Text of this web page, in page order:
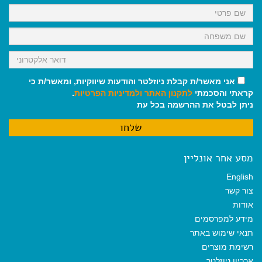
k
p
m
אני מאשר/ת קבלת ניוזלטר והודעות שיווקיות, ומאשר/ת כי
קראתי והסכמתי לתקנון האתר ולמדיניות הפרטיות.
ניתן לבטל את ההרשמה בכל עת
מסע אחר אונליין
English
צור קשר
אודות
מידע למפרסמים
תנאי שימוש באתר
רשימת מוצרים